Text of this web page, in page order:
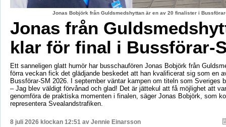
Jonas Bobjörk från Guldsmedshyttan är en av 20 finalister i
Jonas från
klar för final i Bussförar-
Ett sanneligen glatt humör har busschaufören Jonas Bobjörk från
förra veckan fick det glädjande beskedet att han kvalificerat sig som en
Bussförar-SM 2026. I september väntar kampen om titeln som Sveriges
– Jag blev väldigt förvånad och glad! Det är jättekul att få möjlighet att
genomföra de praktiska momenten i finalen, säger Jonas Bobjörk, som
representera Svealandstrafiken.
8 juli 2026 klockan 12:51 av Jennie Einarsson